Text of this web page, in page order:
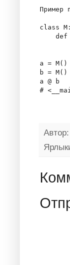
Пример
class M:
def
a = M()
b = M()
a @ b
Автор: